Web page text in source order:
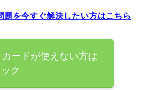
を今すぐ解決したい方はこちら
ードが使えない方は
ク